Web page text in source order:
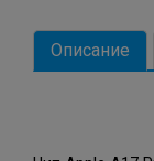
Описание